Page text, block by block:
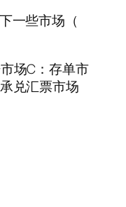
一些市场（
场C：存单市
兑汇票市场